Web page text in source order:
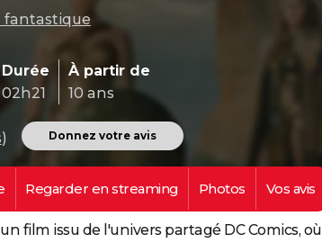
fantastique
Durée
02h21
À partir de
10 ans
) Donnez votre avis
Regarder enstreaming Photos Vos avis
film issu de l'univers partagé DC Comics, où